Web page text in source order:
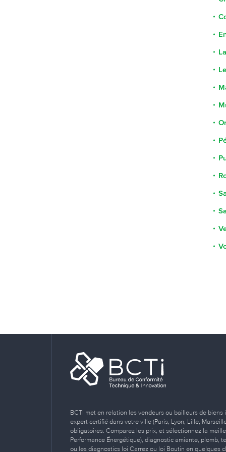
BCTI met en relation les vendeurs ou bailleurs de
expert certifié dans votre ville (Paris, Lyon, Lille,
obligatoires. Comparez les prix, et sélectionnez la
Performance Énergétique), diagnostic amiante, plomb,
ou les diagnostics loi Carrez ou loi Boutin en quelques